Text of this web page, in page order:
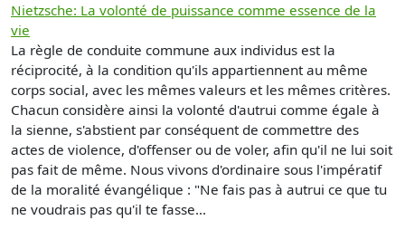
Nietzsche: La volonté de puissance comme essence de la
vie
La règle de conduite commune aux individus est la
réciprocité, à la condition qu'ils appartiennent au même
corps social, avec les mêmes valeurs et les mêmes critères.
Chacun considère ainsi la volonté d'autrui comme égale à
la sienne, s'abstient par conséquent de commettre des
actes de violence, d'offenser ou de voler, afin qu'il ne lui soit
pas fait de même. Nous vivons d'ordinaire sous l'impératif
de la moralité évangélique : "Ne fais pas à autrui ce que tu
ne voudrais pas qu'il te fasse...